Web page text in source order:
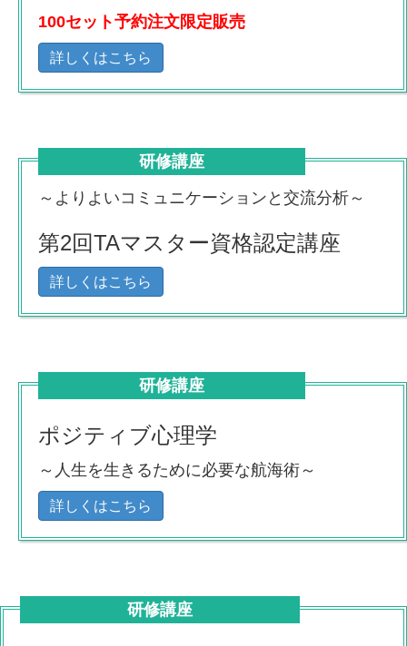
100セット予約注文限定販売
詳しくはこちら
研修講座
～よりよいコミュニケーションと交流分析～
第2回TAマスター資格認定講座
詳しくはこちら
研修講座
ポジティブ心理学
～人生を生きるために必要な航海術～
詳しくはこちら
研修講座